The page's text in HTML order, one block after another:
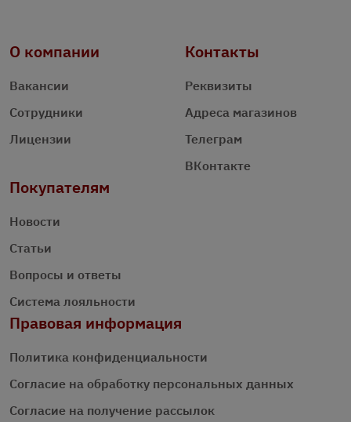
О компании
Вакансии
Сотрудники
Лицензии
Контакты
Реквизиты
Адреса магазинов
Телеграм
ВКонтакте
Покупателям
Новости
Статьи
Вопросы и ответы
Система лояльности
Правовая информация
Политика конфиденциальности
Согласие на обработку персональных данных
Согласие на получение рассылок